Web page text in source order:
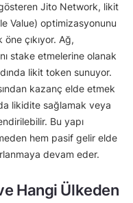
Jito Network, likit
Value) optimizasyonunu
çıkıyor. Ağ,
stake etmelerine olanak
likit token sunuyor.
kazanç elde etmek
likidite sağlamak veya
Bu yapı
hem pasif gelir elde
devam eder.
Hangi Ülkeden